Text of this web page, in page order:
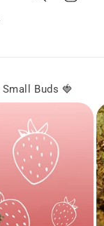
Buds 🍓